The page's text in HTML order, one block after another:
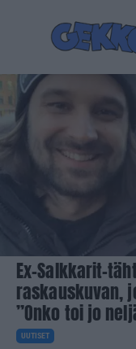
Ex-Salkkarit-
raskauskuvan,
”Onko toi jo
UUTISET